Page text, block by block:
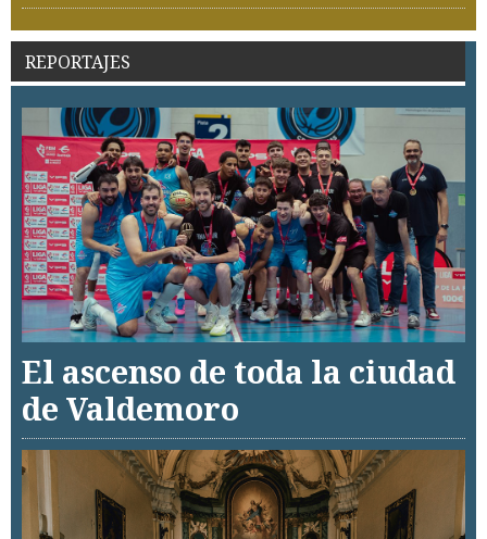
REPORTAJES
El ascenso de toda la ciudad
de Valdemoro